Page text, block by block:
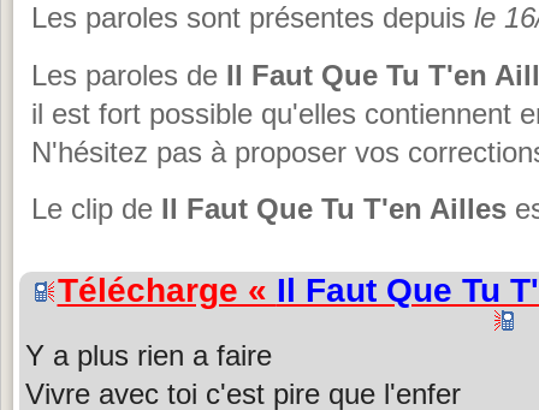
Les paroles sont présentes depuis le
Les paroles de Il Faut Que Tu T'en
il est fort possible qu'elles contiennent
N'hésitez pas à proposer vos
Le clip de Il Faut Que Tu T'en Ailles
Télécharge « Il Faut Que Tu
Y a plus rien a faire
Vivre avec toi c'est pire que l'enfer